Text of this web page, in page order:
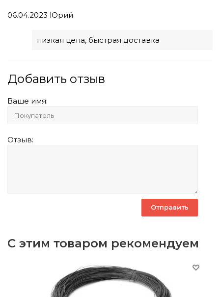
06.04.2023 Юрий
низкая цена, быстрая доставка
Добавить отзыв
Ваше имя:
Отзыв:
С этим товаром рекомендуем